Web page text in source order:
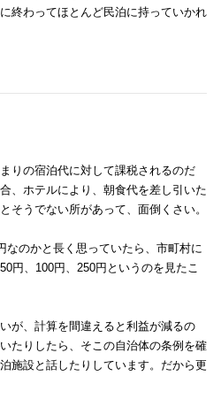
終わってほとんど民泊に持っていかれ
りの宿泊代に対して課税されるのだ
、ホテルにより、朝食代を差し引いた
そうでない所があって、面倒くさい。
なのかと長く思っていたら、市町村に
円、100円、250円というのを見たこ
が、計算を間違えると利益が減るの
たりしたら、そこの自治体の条例を確
施設と話したりしています。だから更